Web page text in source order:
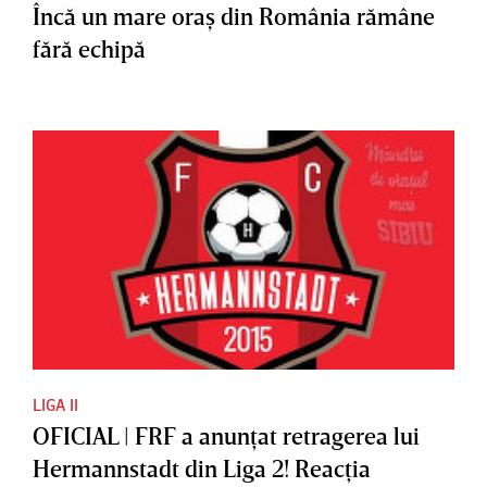
Încă un mare oraş din România rămâne
fără echipă
LIGA II
OFICIAL | FRF a anunţat retragerea lui
Hermannstadt din Liga 2! Reacţia